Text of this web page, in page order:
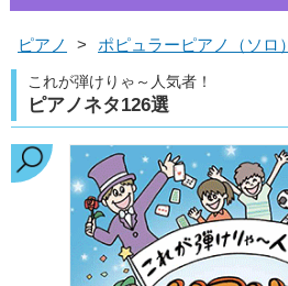
ピアノ > ポピュラーピアノ（ソロ）
これが弾けりゃ～人気者！
ピアノネタ126選